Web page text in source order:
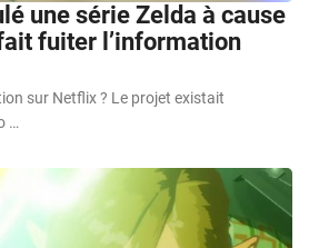
une série Zelda à cause
fuiter l’information
sur Netflix ? Le projet existait
…